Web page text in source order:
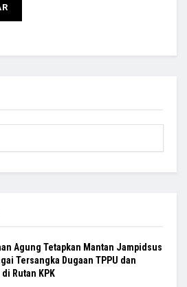
Agung Tetapkan Mantan Jampidsus
Tersangka Dugaan TPPU dan
di Rutan KPK